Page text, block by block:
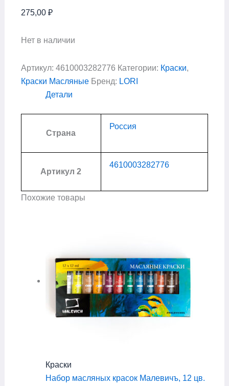
275,00 ₽
Нет в наличии
Артикул: 4610003282776 Категории: Краски,
Краски Масляные Бренд: LORI
Детали
Страна
Россия
Артикул 2
4610003282776
Похожие товары
Краски
Набор масляных красок Малевичъ, 12 цв.